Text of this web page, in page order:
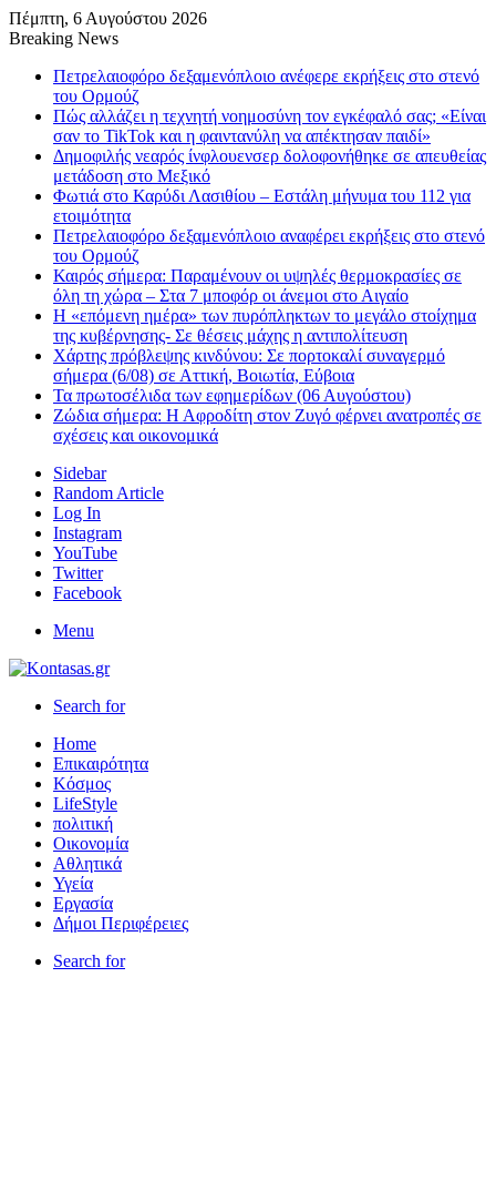
Πέμπτη, 6 Αυγούστου 2026
Breaking News
Πετρελαιοφόρο δεξαμενόπλοιο ανέφερε εκρήξεις στο στενό
του Ορμούζ
Πώς αλλάζει η τεχνητή νοημοσύνη τον εγκέφαλό σας; «Είναι
σαν το TikTok και η φαιντανύλη να απέκτησαν παιδί»
Δημοφιλής νεαρός ίνφλουενσερ δολοφονήθηκε σε απευθείας
μετάδοση στο Μεξικό
Φωτιά στο Καρύδι Λασιθίου – Εστάλη μήνυμα του 112 για
ετοιμότητα
Πετρελαιοφόρο δεξαμενόπλοιο αναφέρει εκρήξεις στο στενό
του Ορμούζ
Καιρός σήμερα: Παραμένουν οι υψηλές θερμοκρασίες σε
όλη τη χώρα – Στα 7 μποφόρ οι άνεμοι στο Αιγαίο
Η «επόμενη ημέρα» των πυρόπληκτων το μεγάλο στοίχημα
της κυβέρνησης- Σε θέσεις μάχης η αντιπολίτευση
Χάρτης πρόβλεψης κινδύνου: Σε πορτοκαλί συναγερμό
σήμερα (6/08) σε Αττική, Βοιωτία, Εύβοια
Τα πρωτοσέλιδα των εφημερίδων (06 Αυγούστου)
Ζώδια σήμερα: Η Αφροδίτη στον Ζυγό φέρνει ανατροπές σε
σχέσεις και οικονομικά
Sidebar
Random Article
Log In
Instagram
YouTube
Twitter
Facebook
Menu
Search for
Home
Επικαιρότητα
Κόσμος
LifeStyle
πολιτική
Οικονομία
Αθλητικά
Υγεία
Εργασία
Δήμοι Περιφέρειες
Search for